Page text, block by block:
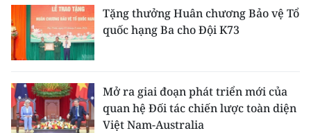
TIN ĐỊA PHƯƠNG
Trung du và miền núi phía Bắc
Đồng bằng sông Hồng
Bắc Trung Bộ
Tặng thưởng Huân chương Bảo vệ Tổ
quốc hạng Ba cho Đội K73
Mở ra giai đoạn phát triển mới của
quan hệ Đối tác chiến lược toàn diện
Việt Nam-Australia